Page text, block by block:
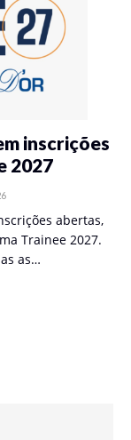
inscrições
2027
abertas,
Trainee 2027.
as…